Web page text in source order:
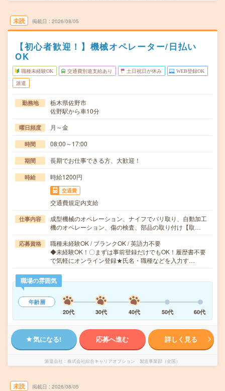
未読 掲載日 2026/08/05
【初心者歓迎！】機械オペレーター/日払い
OK
職種未経験OK 交通費別途支給あり 土日祝日が休み WEB登録OK
派遣
勤務地
栃木県佐野市
佐野駅から車10分
曜日頻度 月～金
時間 08:00～17:00
期間 長期でお仕事できる方、大歓迎！
時給 時給1200円
交通費
交通費規定内支給
仕事内容
成型機械のオペレーション、ナイフでバリ取り、自動加工
機のオペレーション、傷の検査、部品の取り付け【取…
応募資格
職種未経験OK / ブランクOK / 英語力不要
◆未経験OK！〇まずは事前登録だけでもOK！履歴書不要
で気軽にオンライン登録★氏名・職種などを入力す…
職場の雰囲気
年齢層
20代
30代 40代 50代 60代
気になる! 応募へ進む 詳しく見る
派遣会社 株式会社綜合キャリアオプション 製造事業部（全国）
未読 掲載日 2026/08/05